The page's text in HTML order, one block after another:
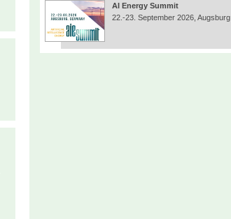
AI Energy Summit
22.-23. September 2026, Augsburg